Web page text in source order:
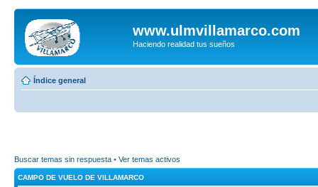
www.ulmvillamarco.com
Haciendo realidad tus sueños
Índice general
Buscar temas sin respuesta • Ver temas activos
CAMPO DE VUELO DE VILLAMARCO